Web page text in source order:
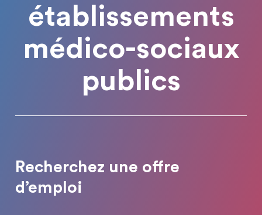
établissements
médico-sociaux
publics
Recherchez une offre
d’emploi